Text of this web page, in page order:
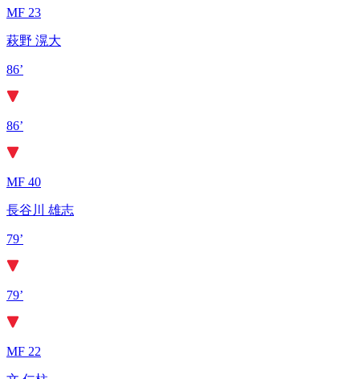
MF 23
萩野 滉大
86’
86’
MF 40
長谷川 雄志
79’
79’
MF 22